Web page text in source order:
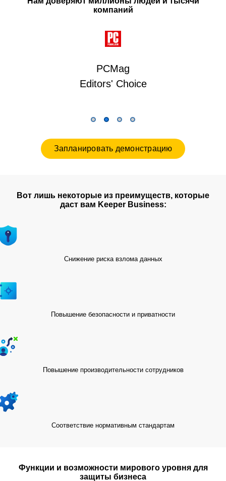
компаний
PCMag
Editors' Choice
Запланировать демонстрацию
Вот лишь некоторые из преимуществ, которые
даст вам Keeper Business:
Снижение риска взлома данных
Повышение безопасности и приватности
Повышение производительности сотрудников
Соответствие нормативным стандартам
Функции и возможности мирового уровня для
защиты бизнеса